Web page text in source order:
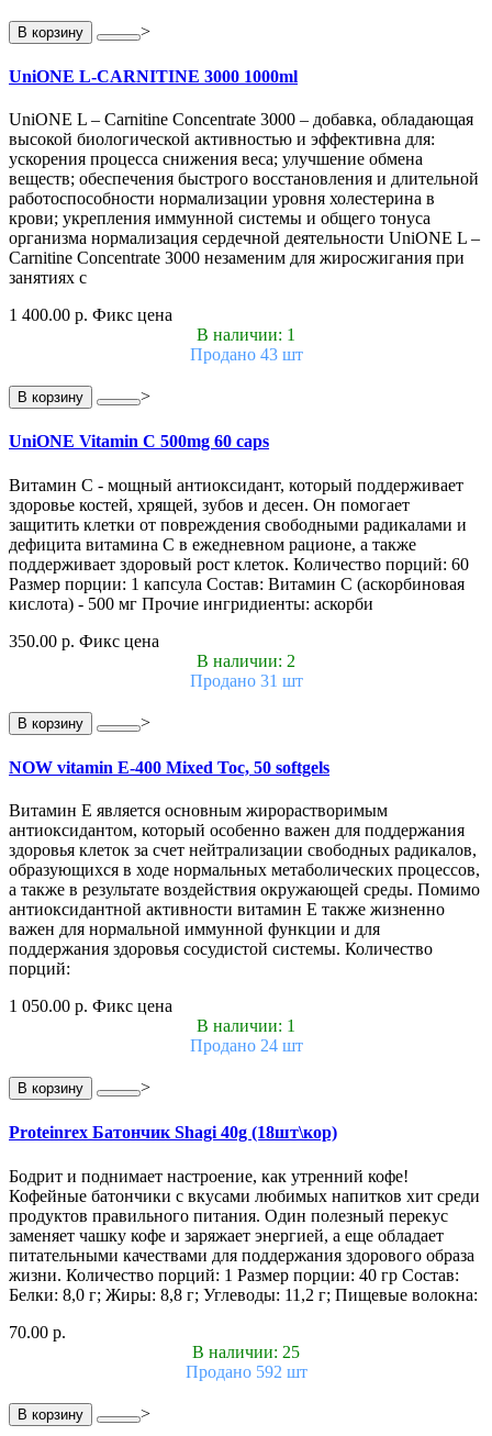
В корзину >
UniONE L-CARNITINE 3000 1000ml
UniONE L – Carnitine Concentrate 3000 – добавка, обладающая
высокой биологической активностью и эффективна для:
ускорения процесса снижения веса; улучшение обмена
веществ; обеспечения быстрого восстановления и длительной
работоспособности нормализации уровня холестерина в
крови; укрепления иммунной системы и общего тонуса
организма нормализация сердечной деятельности UniONE L –
Carnitine Concentrate 3000 незаменим для жиросжигания при
занятиях с
1 400.00 р. Фикс цена
В наличии: 1
Продано 43 шт
В корзину >
UniONE Vitamin С 500mg 60 caps
Витамин С - мощный антиоксидант, который поддерживает
здоровье костей, хрящей, зубов и десен. Он помогает
защитить клетки от повреждения свободными радикалами и
дефицита витамина С в ежедневном рационе, а также
поддерживает здоровый рост клеток. Количество порций: 60
Размер порции: 1 капсула Состав: Витамин С (аскорбиновая
кислота) - 500 мг Прочие ингридиенты: аскорби
350.00 р. Фикс цена
В наличии: 2
Продано 31 шт
В корзину >
NOW vitamin E-400 Mixed Toc, 50 softgels
Витамин Е является основным жирорастворимым
антиоксидантом, который особенно важен для поддержания
здоровья клеток за счет нейтрализации свободных радикалов,
образующихся в ходе нормальных метаболических процессов,
а также в результате воздействия окружающей среды. Помимо
антиоксидантной активности витамин E также жизненно
важен для нормальной иммунной функции и для
поддержания здоровья сосудистой системы. Количество
порций:
1 050.00 р. Фикс цена
В наличии: 1
Продано 24 шт
В корзину >
Proteinrex Батончик Shagi 40g (18шт\кор)
Бодрит и поднимает настроение, как утренний кофе!
Кофейные батончики с вкусами любимых напитков хит среди
продуктов правильного питания. Один полезный перекус
заменяет чашку кофе и заряжает энергией, а еще обладает
питательными качествами для поддержания здорового образа
жизни. Количество порций: 1 Размер порции: 40 гр Состав:
Белки: 8,0 г; Жиры: 8,8 г; Углеводы: 11,2 г; Пищевые волокна:
70.00 р.
В наличии: 25
Продано 592 шт
В корзину >